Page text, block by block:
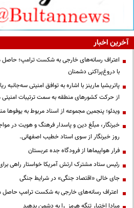
آخرین اخبار
اعتراف رسانه‌های خارجی به شکست ترامپ؛ حاصل
با دروغ‌پراکنی دشمنان
پاتریشیا مارینز با اشاره به توافق امنیتی سه‌جانبه
از حرکت کشورهای منطقه به سمت ترتیبات
ویدئو؛ پنجمین مجموعه از اسناد مربوط به یوفوها
خبرنگار، مبلّغ دین و پاسدار فرهنگ و هویت در
روز خبرنگار از سوی استاد خطیب اصفهانی.
فرار هواپیماها از فرودگاه جده عربستان
رئیس ستاد مشترک ارتش آمریکا خواستار راهی
جای خالی «اقتصاد جنگی» در شرایط جنگی
اعتراف رسانه‌های خارجی به شکست ترامپ حاصل
مبادا اختیار تنگه هرمز را به دشمن بدهید